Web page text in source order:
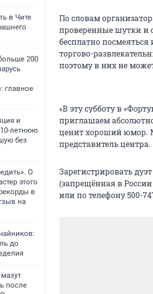
в Чите
200
главное
и
летнюю
без
О
этого
в
на
до
после
По словам
проверенные шутки и
бесплатно посмеяться
торгово-
поэтому в них не
«В эту субботу в
приглашаем абсолютно
ценит хороший юмор.
представитель центра.
Зарегистрировать
(запрещённая в
или по телефону 500-